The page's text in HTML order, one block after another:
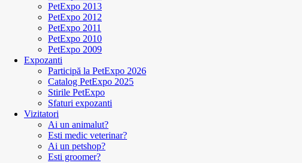
PetExpo 2013
PetExpo 2012
PetExpo 2011
PetExpo 2010
PetExpo 2009
Expozanti
Participă la PetExpo 2026
Catalog PetExpo 2025
Stirile PetExpo
Sfaturi expozanti
Vizitatori
Ai un animalut?
Esti medic veterinar?
Ai un petshop?
Esti groomer?